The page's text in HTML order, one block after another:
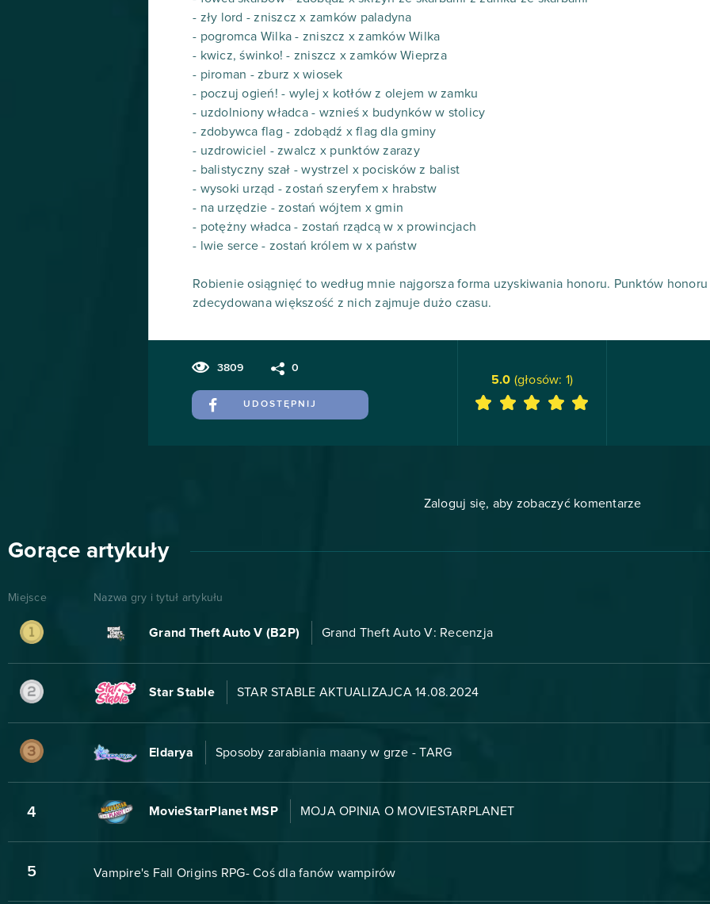
- zły lord - zniszcz x zamków paladyna
- pogromca Wilka - zniszcz x zamków Wilka
- kwicz, świnko! - zniszcz x zamków Wieprza
- piroman - zburz x wiosek
- poczuj ogień! - wylej x kotłów z olejem w zamku
- uzdolniony władca - wznieś x budynków w stolicy
- zdobywca flag - zdobądź x flag dla gminy
- uzdrowiciel - zwalcz x punktów zarazy
- balistyczny szał - wystrzel x pocisków z balist
- wysoki urząd - zostań szeryfem x hrabstw
- na urzędzie - zostań wójtem x gmin
- potężny władca - zostań rządcą w x prowincjach
- lwie serce - zostań królem w x państw
Robienie osiągnięć to według mnie najgorsza forma uzyskiwania honoru. Punktów honoru
zdecydowana większość z nich zajmuje dużo czasu.
3809 0
UDOSTĘPNIJ
5.0 (głosów: 1)
Zaloguj się, aby zobaczyć komentarze
Gorące artykuły
Miejsce Nazwa gry i tytuł artykułu
Grand Theft Auto V (B2P) Grand Theft Auto V: Recenzja
Star Stable STAR STABLE AKTUALIZAJCA 14.08.2024
Eldarya Sposoby zarabiania maany w grze - TARG
4 MovieStarPlanet MSP MOJA OPINIA O MOVIESTARPLANET
5 Vampire's Fall Origins RPG- Coś dla fanów wampirów